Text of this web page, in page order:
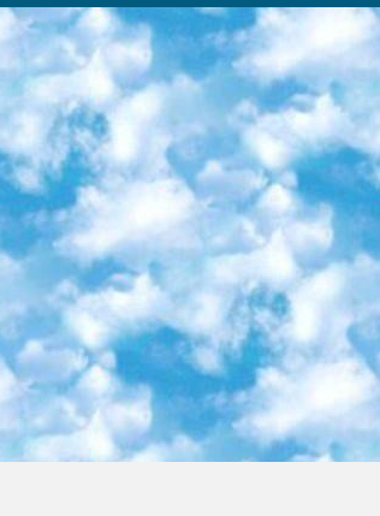
смотреть онлайн серии лекций, записанные на видео в этом вузе. В числе доступных предметов — физика, биология, химия, информационные технологии и другие. К некоторым лекциям администрация ресурса прилагает готовые конспекты, которые можно скачивать в PDF-формате. 4. ITMOcourses Онлайн-площадка Санкт-Петербургского национального исследовательского университета информационных технологий, механики и оптики (ИТМО). Ресурс предоставляет свободный доступ к курсам, разработанным в этом вузе. Каталог материалов разбит на четыре категории: «Оптические системы и технологии», «Приборостроение и робототехника», «Информационные технологии» и «Биотехнологии». Курсы состоят из видеолекций, интерактивных демонстраций и заданий. 5. «КиберЛенинка» Электронная научная библиотека открытого доступа. Каталог площадки регулярно обрастает текстами статей из различных научных изданий. Сгруппированные по журналам и рубрикам публикации можно читать онлайн или скачивать целиком в PDF-формате. Проект нацелен на популяризацию науки за счёт открытого доступа к качественной информации. 6. «ПостНаука» На этом ресурсе публикуют подборки видеолекций, составленные экспертами из разных отраслей и объединённые общими темами. Среди них, к примеру, есть серии «Биоинформатика и геномика», «Культура средневековой Скандинавии» и Cinema Studies о теории кино. Каждая подборка лекций — логически связанная история, рассказанная экспертом от первого лица. Кроме того, на сайте появляются научно-образовательные статьи и тесты на разные темы. 7. «Newочём» Команда проекта «Newочём» отбирает самые интересные тексты из англоязычных СМИ и переводит те из них, за которые голосуют участники сообщества «ВКонтакте». По большей части это научно-популярные статьи. Редакторы придумывают лишь заголовки, в остальном содержание переводов соответствует оригиналам. Полные тексты можно читать прямо в социальной сети. 8. InternetUrok Онлайн-база материалов по основным дисциплинам школьной программы. Информация на сайте структурирована по классам, предметам и темам (урокам). Каждый урок состоит из видеолекций и конспектов. Есть также интерактивные тренажёры и тесты для закрепления пройденного материала. Даже если вы давно окончили школу, возможность повторить программу старших классов всегда может пригодиться. 9. Edutainme Ещё один ресурс об образовании. В отличие от Newtonew, как мне кажется, Edutainme больше ориентируется на представителей индустрии: педагогов, предпринимателей, разработчиков образовательных проектов. Но и любой, кто просто стремится к саморазвитию, найдёт на сайте много полезного и интересного для себя. Например, информацию о новых курсах и образовательных сервисах. 10. Newtonew Онлайн-медиа об образовании и обучении в широком смысле. Авторы Newtonew пишут об инструментах, заведениях, тактиках и стратегиях, которые помогают учить других и получать новые знания самостоятельно. На этой площадке вы найдёте новости, обзоры, аналитические мат